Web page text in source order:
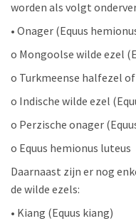
worden als volgt
• Onager (Equus
o Mongoolse wilde ezel
o Turkmeense halfezel
o Indische wilde ezel
o Perzische onager
o Equus hemionus luteus
Daarnaast zijn er nog
de wilde ezels:
• Kiang (Equus kiang)